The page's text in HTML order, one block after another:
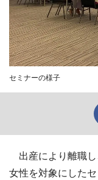
セミナーの様子
出産により離職し
女性を対象にした